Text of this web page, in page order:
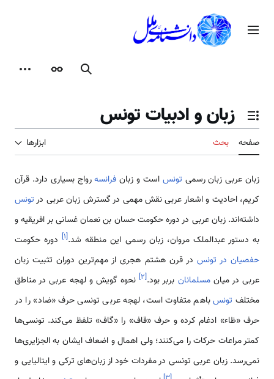
محتوامنوی اصلی
جستجوظاهر
تغییر وضعیت فهرست محتویات
زبان و ادبیات تونس
صفحه بحث ابزارها
زبان عربی زبان رسمی تونس است و زبان فرانسهرواج بسیاری دارد. قرآن
کریم، احادیث و اشعار عربی نقش مهمی در گسترش زبان عربی درتونس
داشته‌اند. زبان عربی در دوره حکومت حسان بن نعمان غسانی بر افریقیه و
به دستور عبدالملک مروان، زبان رسمی این منطقه شد.[۱]دوره حکومت
حفصیان در تونس در قرن هشتم هجری از مهم‌ترین دوران تثبیت زبان
عربی در میانمسلمانان بربر بود.[۲]نحوه گویش و لهجه عربی در مناطق
مختلف تونسباهم متفاوت است، لهجه عربی تونسی حرف «ضاد» را در
حرف «ظاء» ادغام کرده و حرف «قاف» را «گاف» تلفظ می‌کند. تونسی‌ها
کمتر مراعات حرکات را می‌کنند؛ ولی اهمال و اضعاف ایشان به الجزایری‌ها
نمی‌رسد. زبان عربی تونسی در مفردات خود از زبان‌های ترکی و ایتالیایی و